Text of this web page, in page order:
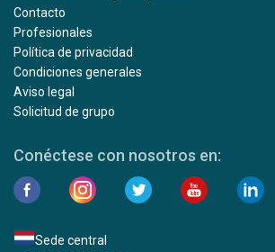
Contacto
Profesionales
Política de privacidad
Condiciones generales
Aviso legal
Solicitud de grupo
Conéctese con nosotros en:
Sede central